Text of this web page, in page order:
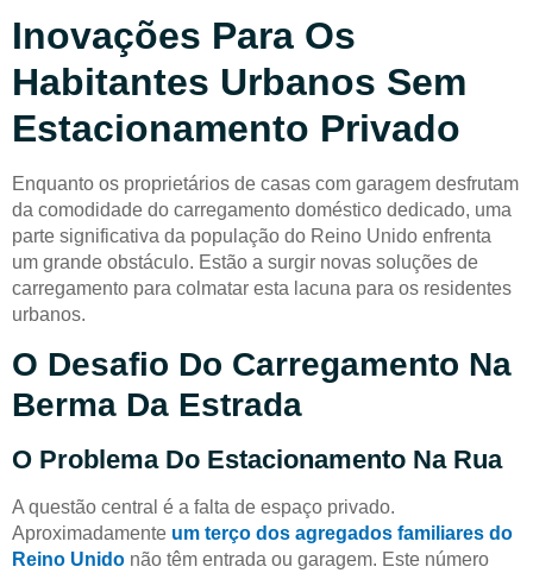
Inovações Para Os
Habitantes Urbanos Sem
Estacionamento Privado
Enquanto os proprietários de casas com garagem desfrutam
da comodidade do carregamento doméstico dedicado, uma
parte significativa da população do Reino Unido enfrenta
um grande obstáculo. Estão a surgir novas soluções de
carregamento para colmatar esta lacuna para os residentes
urbanos.
O Desafio Do Carregamento Na
Berma Da Estrada
O Problema Do Estacionamento Na Rua
A questão central é a falta de espaço privado.
Aproximadamente um terço dos agregados familiares do
Reino Unido não têm entrada ou garagem. Este número